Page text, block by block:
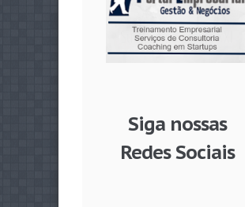
Siga nossas
Redes Sociais